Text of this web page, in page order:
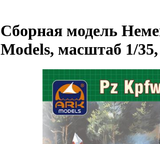
Сборная модель
Models, масштаб 1/